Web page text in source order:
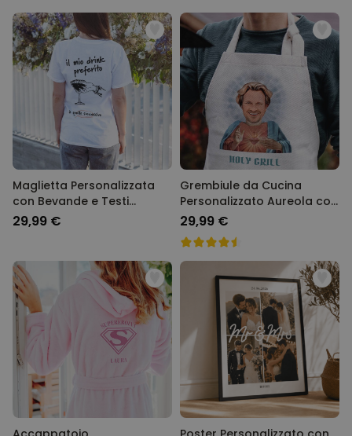
Maglietta Personalizzata
con Bevande e Testi
disegnati
29,99 €
Grembiule da Cucina
Personalizzato Aureola con
Viso e Testo
29,99 €